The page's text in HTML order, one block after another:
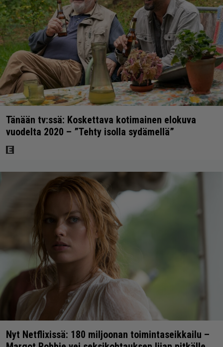
Tänään tv:ssä: Koskettava kotimainen elokuva
vuodelta 2020 – ”Tehty isolla sydämellä”
Nyt Netflixissä: 180 miljoonan toimintaseikkailu –